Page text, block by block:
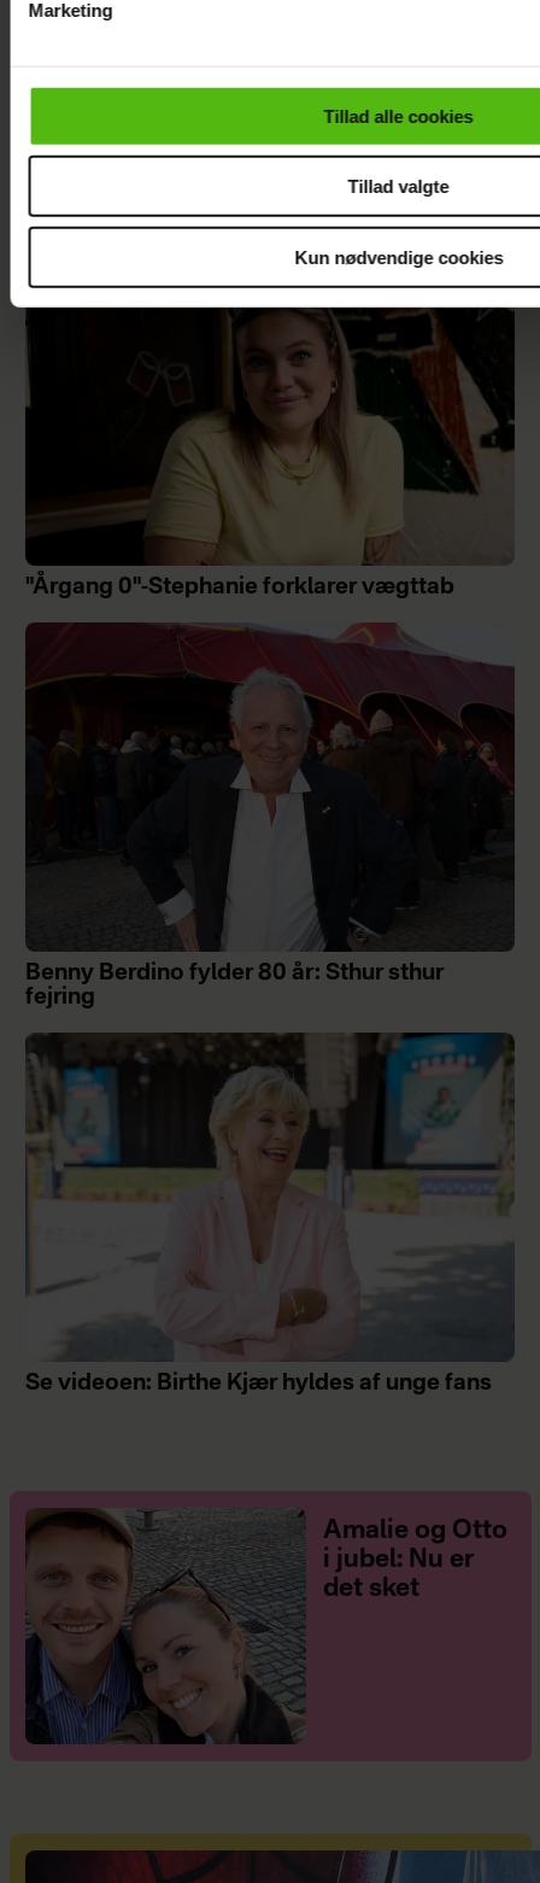
cookiepolitik.
Marketing
Tillad alle cookies
Tillad valgte
Kun nødvendige cookies
Christel Trubka er flyttet til Fyn for ny
"Årgang 0"-Stephanie forklarer vægttab
Benny Berdino fylder 80 år: Sthur sthur
fejring
Se videoen: Birthe Kjær hyldes af unge fans
Amalie og Otto
i jubel: Nu er
det sket